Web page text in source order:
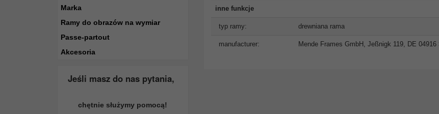
Marka
Ramy do obrazów na wymiar
Passe-partout
Akcesoria
Jeśli masz do nas pytania,
chętnie służymy pomocą!
inne funkcje
typ ramy: drewniana rama
manufacturer: Mende Frames GmbH, Jeßnigk 119, DE 04916